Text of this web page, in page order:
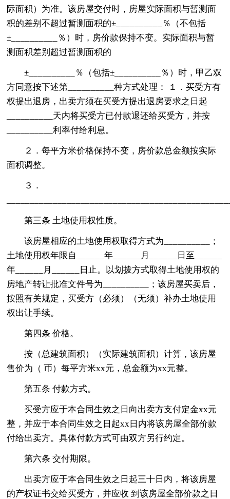
际面积）为准。该房屋交付时，房屋实际面积与暂测面
积的差别不超过暂测面积的±__________％（不包括
±__________％）时，房价款保持不变。实际面积与暂
测面积差别超过暂测面积的
±__________％（包括±__________％）时，甲乙双
方同意按下述第__________种方式处理： １．买受方有
权提出退房，出卖方须在买受方提出退房要求之日起
__________天内将买受方已付款退还给买受方，并按
__________利率付给利息。
２．每平方米价格保持不变，房价款总金额按实际
面积调整。
３．
第三条 土地使用权性质。
该房屋相应的土地使用权取得方式为__________；
土地使用权年限自______年______月______日至______
年______月______日止。以划拨方式取得土地使用权的
房地产转让批准文件号为__________；该房屋买卖后，
按照有关规定，买受方（必须）（无须）补办土地使用
权出让手续。
第四条 价格。
按（总建筑面积）（实际建筑面积）计算，该房屋
售价为（ 币）每平方米xx元，总金额为xx元整。
第五条 付款方式。
买受方应于本合同生效之日向出卖方支付定金xx元
整，并应于本合同生效之日起xx日内将该房屋全部价款
付给出卖方。具体付款方式可由双方另行约定。
第六条 交付期限。
出卖方应于本合同生效之日起三十日内，将该房屋
的产权证书交给买受方，并应收 到该房屋全部价款之日